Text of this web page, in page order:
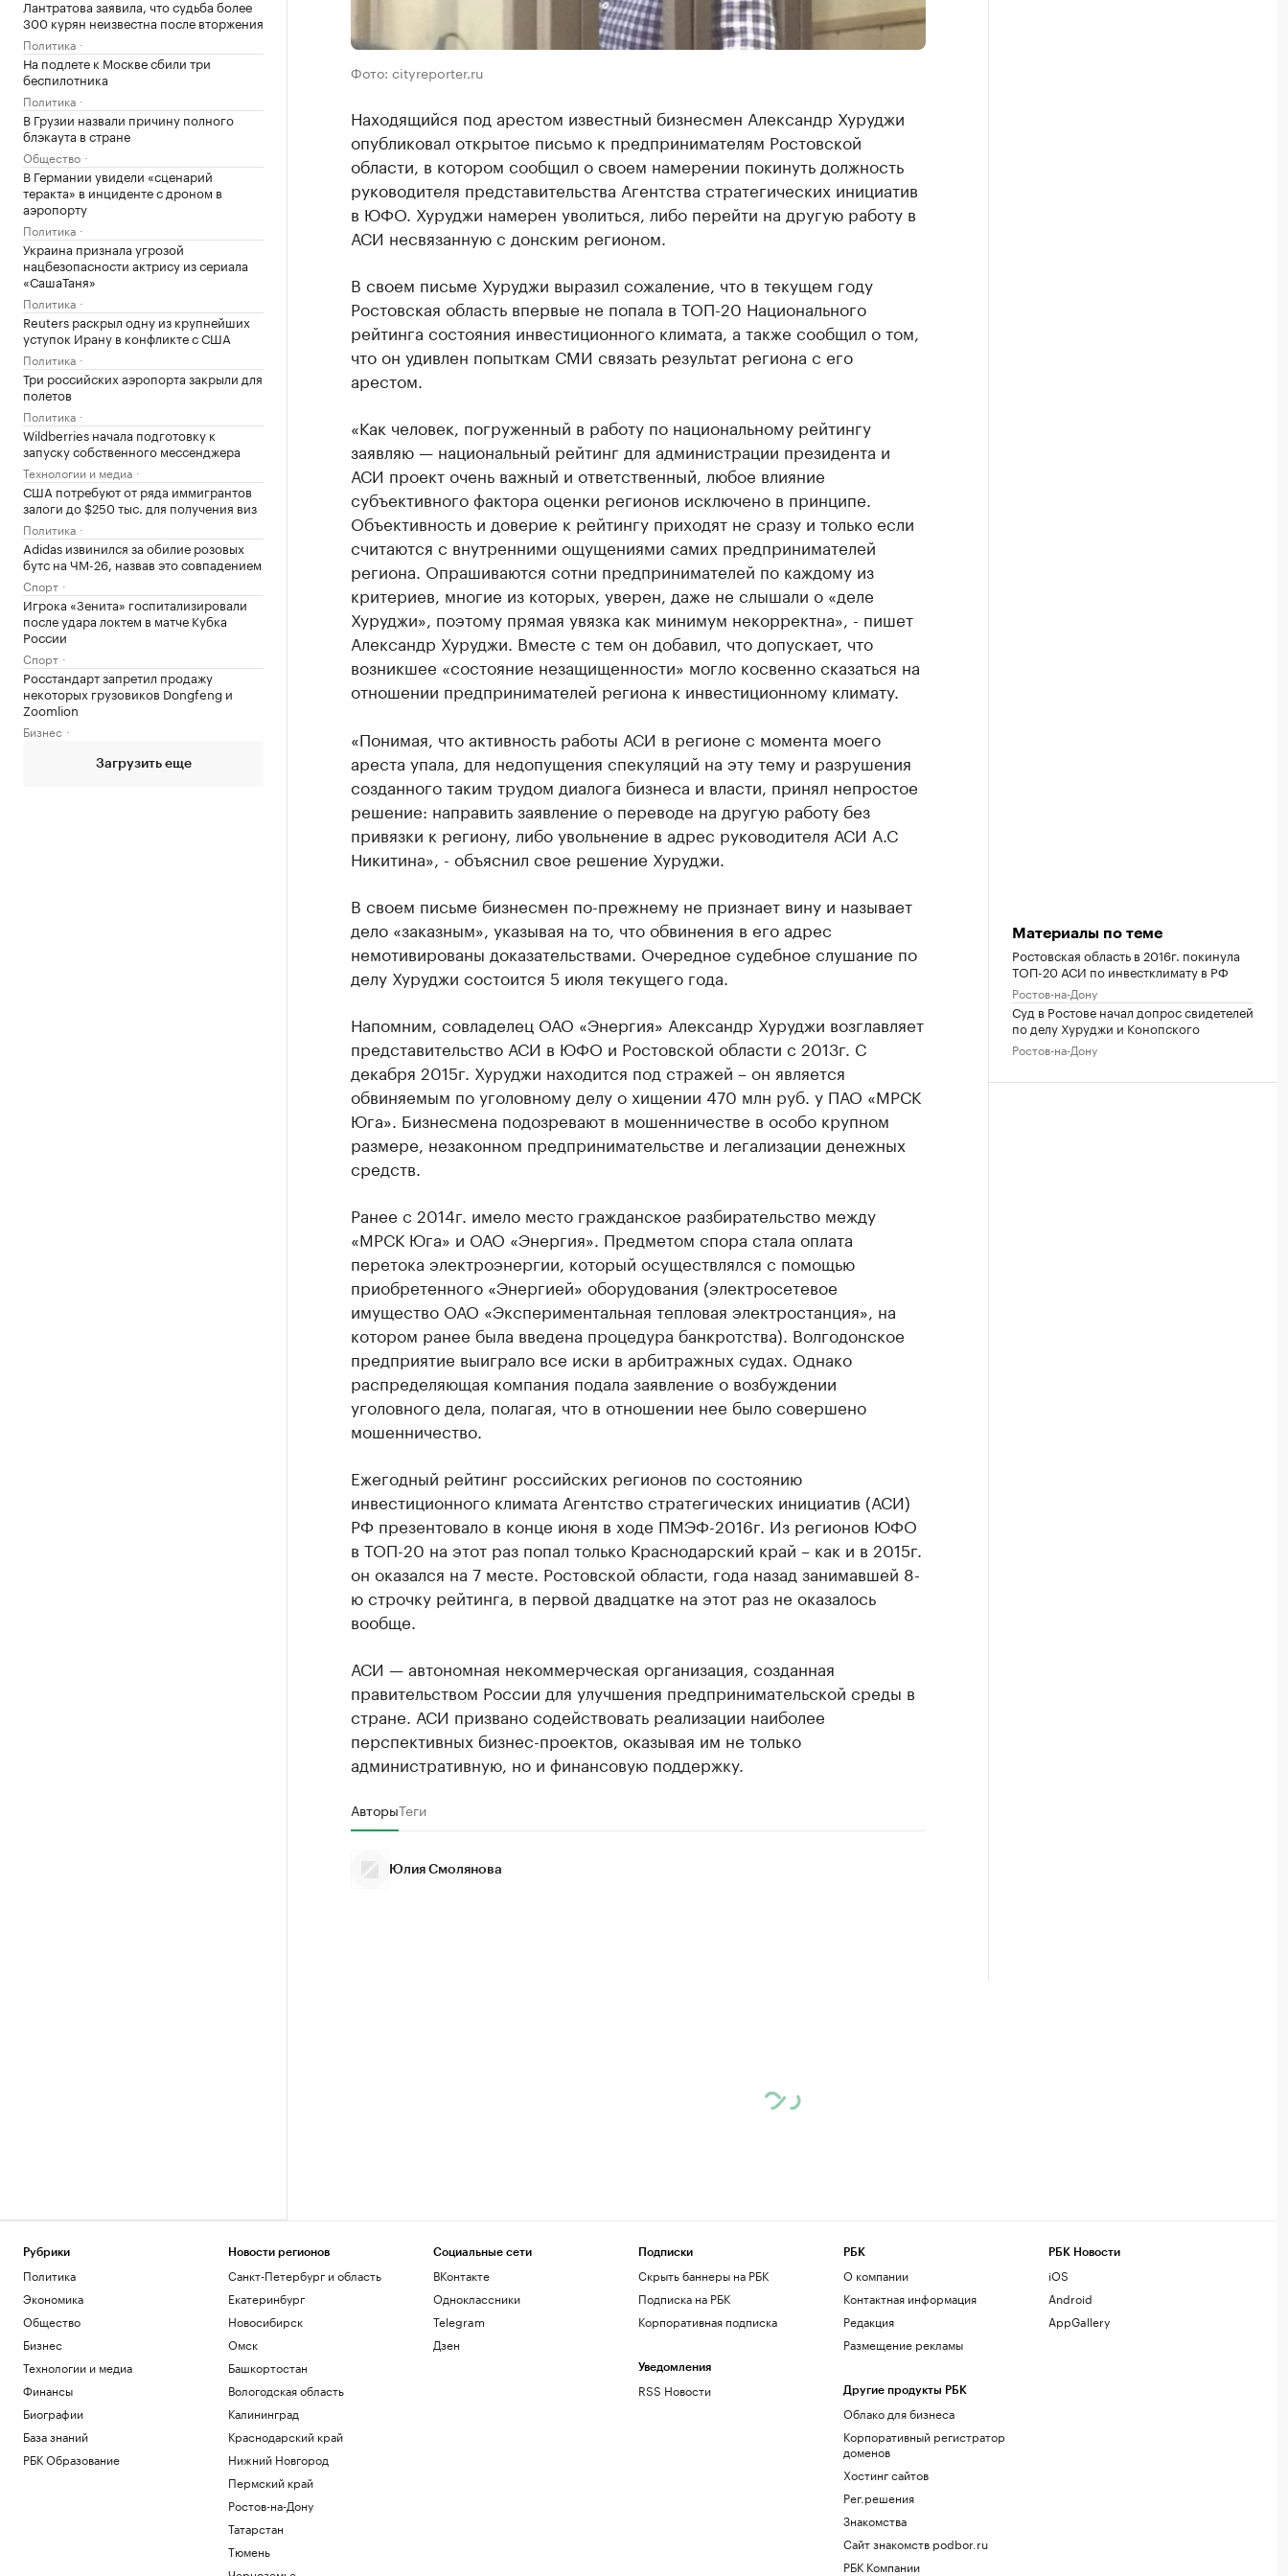
Лантратова заявила, что судьба более
300 курян неизвестна после вторжения
Политика
На подлете к Москве сбили три
беспилотника
Политика
В Грузии назвали причину полного
блэкаута в стране
Общество
В Германии увидели «сценарий
теракта» в инциденте с дроном в
аэропорту
Политика
Украина признала угрозой
нацбезопасности актрису из сериала
«СашаТаня»
Политика
Reuters раскрыл одну из крупнейших
уступок Ирану в конфликте с США
Политика
Три российских аэропорта закрыли для
полетов
Политика
Wildberries начала подготовку к
запуску собственного мессенджера
Технологии и медиа
США потребуют от ряда иммигрантов
залоги до $250 тыс. для получения виз
Политика
Adidas извинился за обилие розовых
бутс на ЧМ-26, назвав это совпадением
Спорт
Игрока «Зенита» госпитализировали
после удара локтем в матче Кубка
России
Спорт
Росстандарт запретил продажу
некоторых грузовиков Dongfeng и
Zoomlion
Бизнес
Загрузить еще
Фото: cityreporter.ru
Находящийся под арестом известный бизнесмен Александр Хуруджи
опубликовал открытое письмо к предпринимателям Ростовской
области, в котором сообщил о своем намерении покинуть должность
руководителя представительства Агентства стратегических инициатив
в ЮФО. Хуруджи намерен уволиться, либо перейти на другую работу в
АСИ несвязанную с донским регионом.
В своем письме Хуруджи выразил сожаление, что в текущем году
Ростовская область впервые не попала в ТОП-20 Национального
рейтинга состояния инвестиционного климата, а также сообщил о том,
что он удивлен попыткам СМИ связать результат региона с его
арестом.
«Как человек, погруженный в работу по национальному рейтингу
заявляю — национальный рейтинг для администрации президента и
АСИ проект очень важный и ответственный, любое влияние
субъективного фактора оценки регионов исключено в принципе.
Объективность и доверие к рейтингу приходят не сразу и только если
считаются с внутренними ощущениями самих предпринимателей
региона. Опрашиваются сотни предпринимателей по каждому из
критериев, многие из которых, уверен, даже не слышали о «деле
Хуруджи», поэтому прямая увязка как минимум некорректна», - пишет
Александр Хуруджи. Вместе с тем он добавил, что допускает, что
возникшее «состояние незащищенности» могло косвенно сказаться на
отношении предпринимателей региона к инвестиционному климату.
«Понимая, что активность работы АСИ в регионе с момента моего
ареста упала, для недопущения спекуляций на эту тему и разрушения
созданного таким трудом диалога бизнеса и власти, принял непростое
решение: направить заявление о переводе на другую работу без
привязки к региону, либо увольнение в адрес руководителя АСИ А.С
Никитина», - объяснил свое решение Хуруджи.
В своем письме бизнесмен по-прежнему не признает вину и называет
дело «заказным», указывая на то, что обвинения в его адрес
немотивированы доказательствами. Очередное судебное слушание по
делу Хуруджи состоится 5 июля текущего года.
Напомним, совладелец ОАО «Энергия» Александр Хуруджи возглавляет
представительство АСИ в ЮФО и Ростовской области с 2013г. С
декабря 2015г. Хуруджи находится под стражей – он является
обвиняемым по уголовному делу о хищении 470 млн руб. у ПАО «МРСК
Юга». Бизнесмена подозревают в мошенничестве в особо крупном
размере, незаконном предпринимательстве и легализации денежных
средств.
Ранее с 2014г. имело место гражданское разбирательство между
«МРСК Юга» и ОАО «Энергия». Предметом спора стала оплата
перетока электроэнергии, который осуществлялся с помощью
приобретенного «Энергией» оборудования (электросетевое
имущество ОАО «Экспериментальная тепловая электростанция», на
котором ранее была введена процедура банкротства). Волгодонское
предприятие выиграло все иски в арбитражных судах. Однако
распределяющая компания подала заявление о возбуждении
уголовного дела, полагая, что в отношении нее было совершено
мошенничество.
Ежегодный рейтинг российских регионов по состоянию
инвестиционного климата Агентство стратегических инициатив (АСИ)
РФ презентовало в конце июня в ходе ПМЭФ-2016г. Из регионов ЮФО
в ТОП-20 на этот раз попал только Краснодарский край – как и в 2015г.
он оказался на 7 месте. Ростовской области, года назад занимавшей 8-
ю строчку рейтинга, в первой двадцатке на этот раз не оказалось
вообще.
АСИ — автономная некоммерческая организация, созданная
правительством России для улучшения предпринимательской среды в
стране. АСИ призвано содействовать реализации наиболее
перспективных бизнес-проектов, оказывая им не только
административную, но и финансовую поддержку.
АвторыТеги
Юлия Смолянова
Материалы по теме
Ростовская область в 2016г. покинула
ТОП-20 АСИ по инвестклимату в РФ
Ростов-на-Дону
Суд в Ростове начал допрос свидетелей
по делу Хуруджи и Конопского
Ростов-на-Дону
Рубрики
Политика
Экономика
Общество
Бизнес
Технологии и медиа
Финансы
Биографии
База знаний
РБК Образование
Новости регионов
Санкт-Петербург и область
Екатеринбург
Новосибирск
Омск
Башкортостан
Вологодская область
Калининград
Краснодарский край
Нижний Новгород
Пермский край
Ростов-на-Дону
Татарстан
Тюмень
Социальные сети
ВКонтакте
Одноклассники
Telegram
Дзен
Подписки
Скрыть баннеры на РБК
Подписка на РБК
Корпоративная подписка
Уведомления
RSS Новости
РБК
О компании
Контактная информация
Редакция
Размещение рекламы
Другие продукты РБК
Облако для бизнеса
Корпоративный регистратор
доменов
Хостинг сайтов
Рег.решения
Знакомства
Сайт знакомств podbor.ru
РБК Компании
РБК Новости
iOS
Android
AppGallery